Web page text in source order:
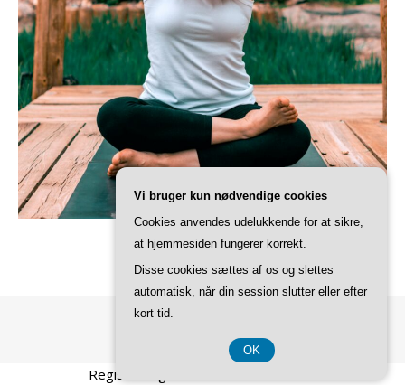
Registreringsnummer DK 37407739
Vi bruger kun nødvendige cookies
Cookies anvendes udelukkende for at sikre,
at hjemmesiden fungerer korrekt.
Disse cookies sættes af os og slettes
automatisk, når din session slutter eller efter
kort tid.
OK